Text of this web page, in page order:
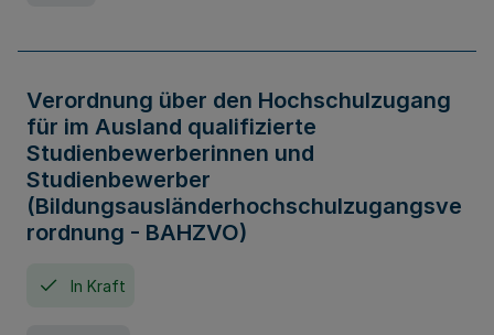
Verordnung über den Hochschulzugang
für im Ausland qualifizierte
Studienbewerberinnen und
Studienbewerber
(Bildungsausländerhochschulzugangsve
rordnung - BAHZVO)
In Kraft